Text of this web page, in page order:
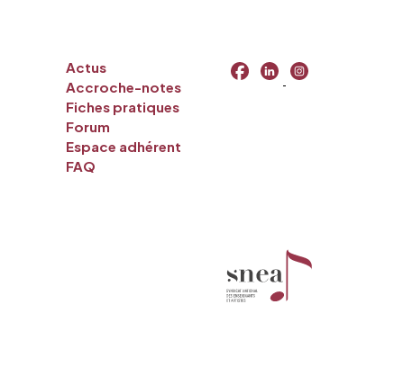
Actus
Accroche-notes
Fiches pratiques
Forum
Espace adhérent
FAQ